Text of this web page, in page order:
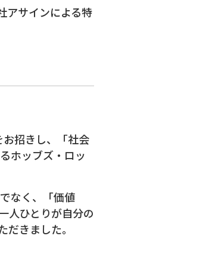
アサインによる特
招きし、「社会
ホッブズ・ロッ
なく、「価値
人ひとりが自分の
きました。